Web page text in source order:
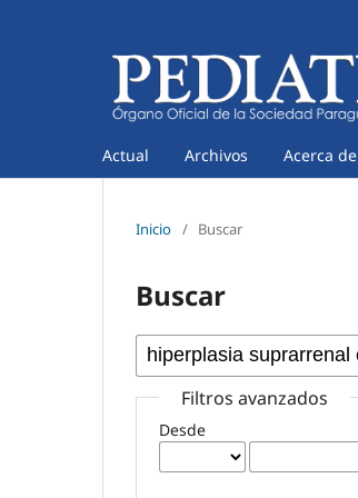
Actual Archivos Acerca de
Inicio / Buscar
Buscar
Filtros avanzados
Desde